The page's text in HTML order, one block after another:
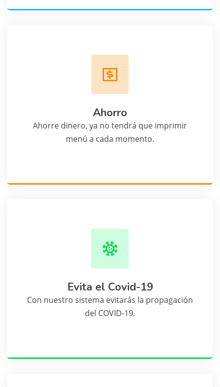
Ahorro
Ahorre dinero, ya no tendrá que imprimir
menú a cada momento.
Evita el Covid-19
Con nuestro sistema evitarás la propagación
del COVID-19.